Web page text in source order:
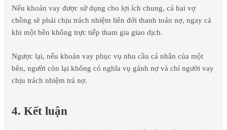
Nếu khoản vay được sử dụng cho lợi ích chung, cả hai vợ
chồng sẽ phải chịu trách nhiệm liên đới thanh toán nợ, ngay cả
khi một bên không trực tiếp tham gia giao dịch.
Ngược lại, nếu khoản vay phục vụ nhu cầu cá nhân của một
bên, người còn lại không có nghĩa vụ gánh nợ và chỉ người vay
chịu trách nhiệm trả nợ.
4. Kết luận